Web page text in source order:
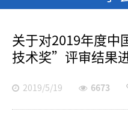
关于对2019年度
技术奖”评审结果
2019/5/19 6673